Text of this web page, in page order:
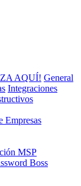
AQUÍ! General
Integraciones
Empresas
MSP
Boss